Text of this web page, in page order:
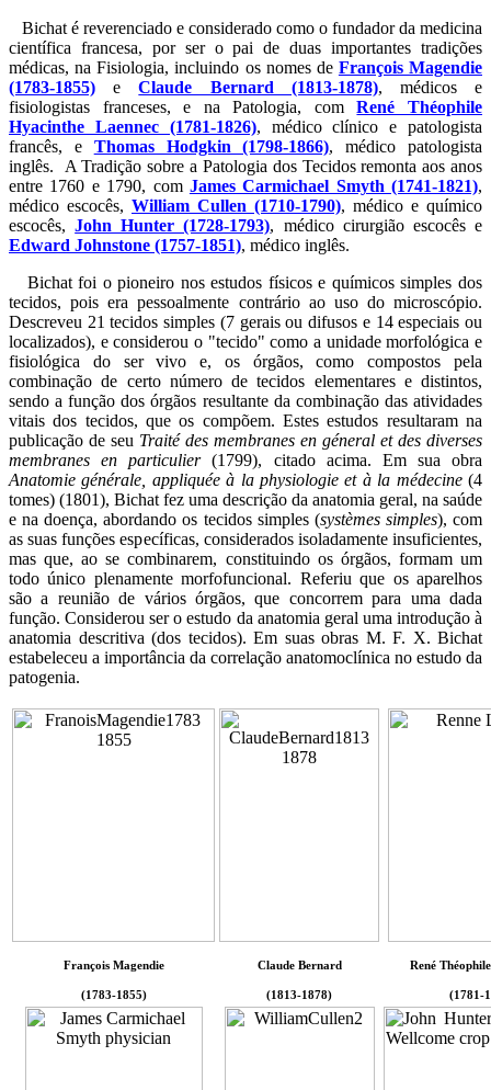
Bichat é reverenciado e considerado como o fundador da medicina
científica francesa, por ser o pai de duas importantes tradições
médicas, na Fisiologia, incluindo os nomes de François Magendie
(1783-1855) eClaude Bernard (1813-1878), médicos e
fisiologistas franceses, e na Patologia, comRené Théophile
Hyacinthe Laennec (1781-1826), médico clínico e patologista
francês, e Thomas Hodgkin (1798-1866), médico patologista
inglês. A Tradição sobre a Patologia dos Tecidos remonta aos anos
entre 1760 e 1790, com James Carmichael Smyth (1741-1821),
médico escocês, William Cullen (1710-1790), médico e químico
escocês,John Hunter (1728-1793), médico cirurgião escocês e
Edward Johnstone (1757-1851), médico inglês.
Bichat foi o pioneiro nos estudos físicos e químicos simples dos
tecidos, pois era pessoalmente contrário ao uso do microscópio.
Descreveu 21 tecidos simples (7 gerais ou difusos e 14 especiais ou
localizados), e considerou o "tecido" como a unidade morfológica e
fisiológica do ser vivo e, os órgãos, como compostos pela
combinação de certo número de tecidos elementares e distintos,
sendo a função dos órgãos resultante da combinação das atividades
vitais dos tecidos, que os compõem. Estes estudos resultaram na
publicação de seu Traité des membranes en géneral et des diverses
membranes en particulier(1799), citado acima. Em sua obra
Anatomie générale, appliquée à la physiologie et à la médecine(4
tomes) (1801), Bichat fez uma descrição da anatomia geral, na saúde
e na doença, abordando os tecidos simples (systèmes simples), com
as suas funções específicas, considerados isoladamente insuficientes,
mas que, ao se combinarem, constituindo os órgãos, formam um
todo único plenamente morfofuncional. Referiu que os aparelhos
são a reunião de vários órgãos, que concorrem para uma dada
função. Considerou ser o estudo da anatomia geral uma introdução à
anatomia descritiva (dos tecidos). Em suas obras M. F. X. Bichat
estabeleceu a importância da correlação anatomoclínica no estudo da
patogenia.
François Magendie
(1783-1855)
Claude Bernard
(1813-1878)
René
(1781-